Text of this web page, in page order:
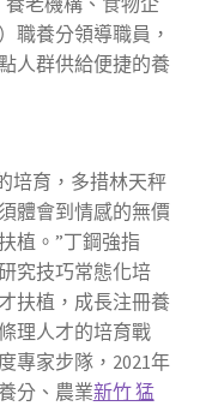
職養分領導職員，
人群供給便捷的養
培育，多措林天秤
體會到情感的無價
植。”丁鋼強指
究技巧常態化培
扶植，成長注冊養
理人才的培育戰
專家步隊，2021年
分、農業新竹 猛